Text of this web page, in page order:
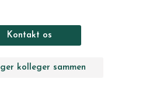
Kontakt os
kolleger sammen